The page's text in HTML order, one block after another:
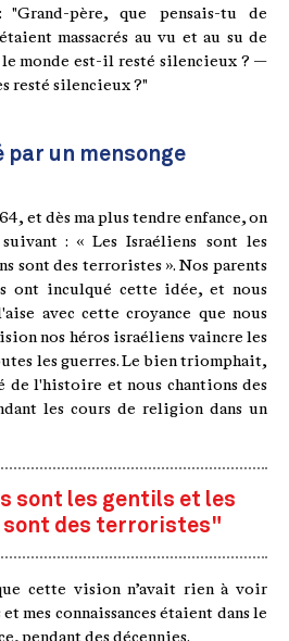
père, que pensais-tu de
massacrés au vu et au su de
monde est-il resté silencieux ? —
resté silencieux ?"
par un mensonge
et dès ma plus tendre enfance, on
: « Les Israéliens sont les
sont des terroristes ». Nos parents
ont inculqué cette idée, et nous
avec cette croyance que nous
nos héros israéliens vaincre les
les guerres. Le bien triomphait,
de l'histoire et nous chantions des
les cours de religion dans un
sont les gentils et les
sont des terroristes"
cette vision n’avait rien à voir
mes connaissances étaient dans le
pendant des décennies.